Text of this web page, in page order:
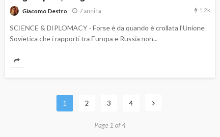
Giacomo Destro 7 anni fa 1.2k
SCIENCE & DIPLOMACY - Forse è da quando è crollata l'Unione
Sovietica che i rapporti tra Europa e Russia non...
1 2 3 4
Page 1 of 4